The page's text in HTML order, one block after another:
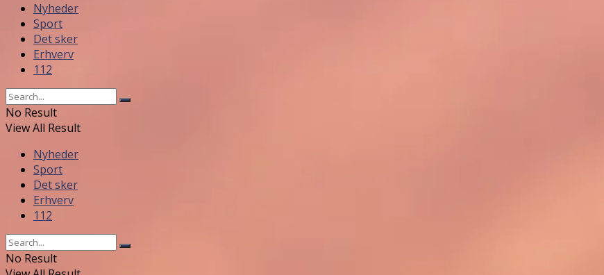
Nyheder
Sport
Det sker
Erhverv
112
No Result
View All Result
Nyheder
Sport
Det sker
Erhverv
112
No Result